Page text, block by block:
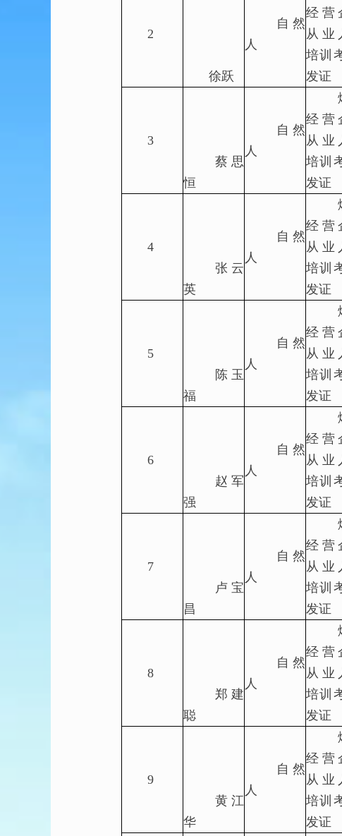
2
徐跃
自然
人
经营
从业
培训
发证
3
蔡思
恒
自然
人
经营
从业
培训
发证
4
张云
英
自然
人
经营
从业
培训
发证
5
陈玉
福
自然
人
经营
从业
培训
发证
6
赵军
强
自然
人
经营
从业
培训
发证
7
卢宝
昌
自然
人
经营
从业
培训
发证
8
郑建
聪
自然
人
经营
从业
培训
发证
9
黄江
华
自然
人
经营
从业
培训
发证